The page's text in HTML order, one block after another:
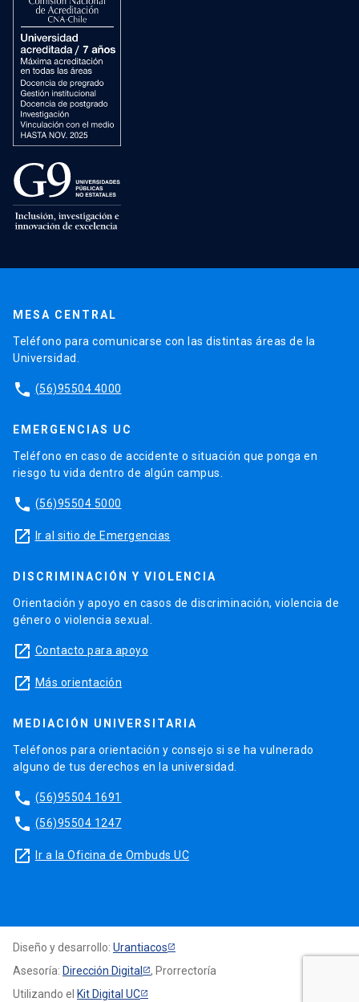
MESA CENTRAL
Teléfono para comunicarse con las distintas áreas de la
Universidad.
phone (56)95504 4000
EMERGENCIAS UC
Teléfono en caso de accidente o situación que ponga en
riesgo tu vida dentro de algún campus.
phone (56)95504 5000
launch Ir al sitio de Emergencias
DISCRIMINACIÓN Y VIOLENCIA
Orientación y apoyo en casos de discriminación, violencia de
género o violencia sexual.
launch Contacto para apoyo
launch Más orientación
MEDIACIÓN UNIVERSITARIA
Teléfonos para orientación y consejo si se ha vulnerado
alguno de tus derechos en la universidad.
phone (56)95504 1691
phone (56)95504 1247
launch Ir a la Oficina de Ombuds UC
Diseño y desarrollo: Urantiacos
Asesoría: Dirección Digital
, Prorrectoría
Utilizando el Kit Digital UC